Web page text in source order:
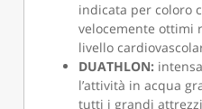
indicata per coloro
velocemente ottimi
livello
DUATHLON:
l’attività in acqua
tutti i grandi